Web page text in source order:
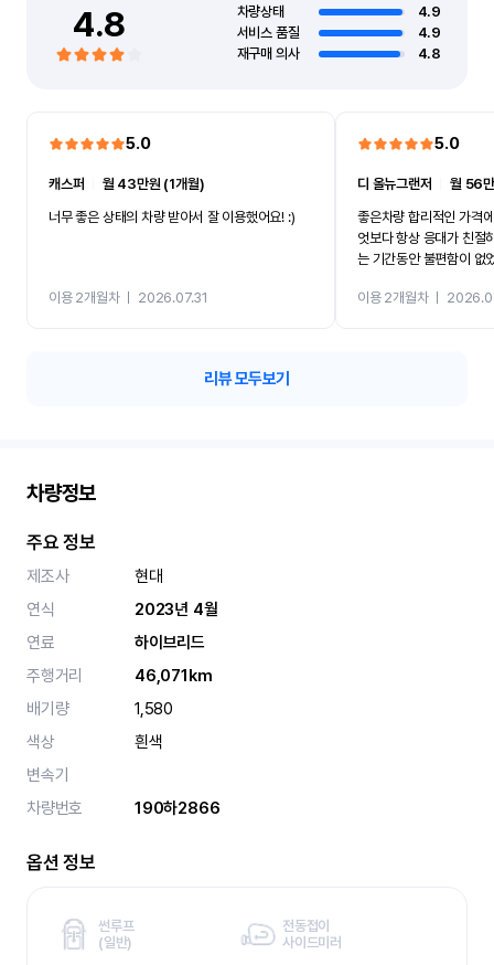
4.8 차량상태
4.9
서비스 품질
4.9
재구매 의사
4.8
5.0
캐스퍼
월 43만원 (1개월)
너무 좋은 상태의 차량 받아서 잘 이용했어요! :)
이용 2개월차ㅣ 2026.07.31
5.0
디 올뉴그랜저 ㅣ월 56
좋은차량 합리적인 가격
엇보다 항상 응대가 친절
는 기간동안 불편함이 없
카 렌트 고민없이 강추합
이용 2개월차ㅣ
리뷰 모두보기
차량정보
주요 정보
제조사
현대
연식
2023년 4월
연료
하이브리드
주행거리
46,071km
배기량
1,580
색상
흰색
변속기
차량번호
190하2866
옵션 정보
썬루프
(일반)
전동접이
사이드미러